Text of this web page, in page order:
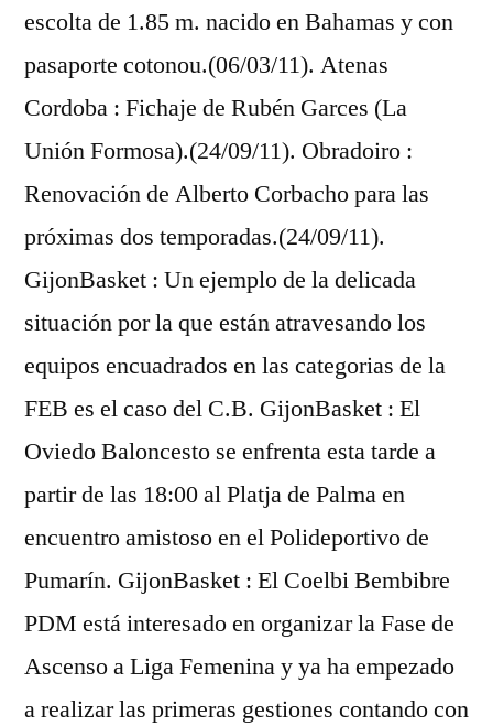
escolta de 1.85 m. nacido en Bahamas y con
pasaporte cotonou.(06/03/11). Atenas
Cordoba : Fichaje de Rubén Garces (La
Unión Formosa).(24/09/11). Obradoiro :
Renovación de Alberto Corbacho para las
próximas dos temporadas.(24/09/11).
GijonBasket : Un ejemplo de la delicada
situación por la que están atravesando los
equipos encuadrados en las categorias de la
FEB es el caso del C.B. GijonBasket : El
Oviedo Baloncesto se enfrenta esta tarde a
partir de las 18:00 al Platja de Palma en
encuentro amistoso en el Polideportivo de
Pumarín. GijonBasket : El Coelbi Bembibre
PDM está interesado en organizar la Fase de
Ascenso a Liga Femenina y ya ha empezado
a realizar las primeras gestiones contando con